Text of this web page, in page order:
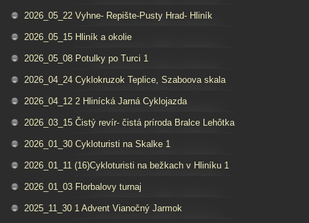
2026_05_22 Vyhne- Repište-Pusty Hrad- Hliník
2026_05_15 Hliník a okolie
2026_05_08 Potulky po Turci 1
2026_04_24 Cyklokruzok Teplice, Szaboova skala
2026_04_12 2 Hlinícká Jarná Cyklojazda
2026_03_15 Čistý revír- čistá príroda Bralce Lehôtka
2026_01_30 Cykloturisti na Skalke 1
2026_01_11 (16)Cykloturisti na bežkach v Hliníku 1
2026_01_03 Florbalovy turnaj
2025_11_30 1 Advent Vianočný Jarmok